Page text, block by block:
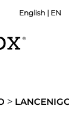
English | EN
>